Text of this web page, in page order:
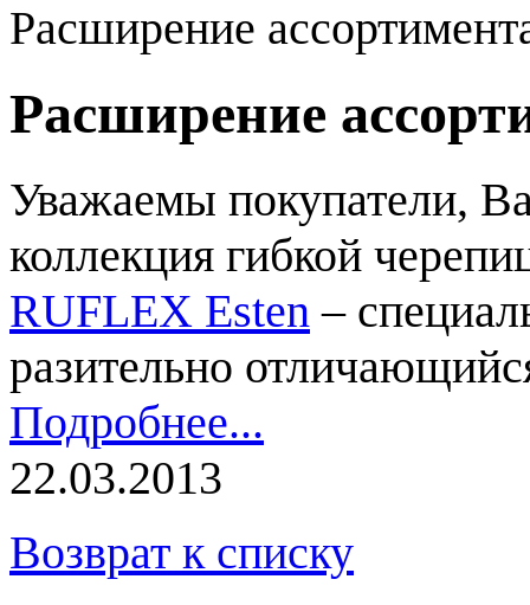
Расширение
Расширение
Уважаемы покупатели,
коллекция гибкой
RUFLEX Esten –
разительно
Подробнее...
22.03.2013
Возврат к списку